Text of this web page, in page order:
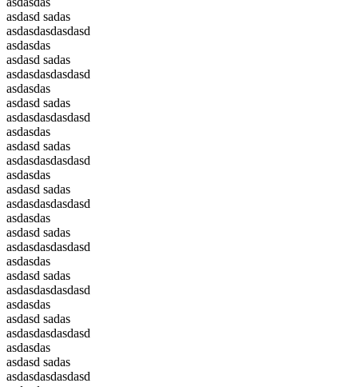
asdasd sadas
asdasdasdasdasd
asdasdas
asdasd sadas
asdasdasdasdasd
asdasdas
asdasd sadas
asdasdasdasdasd
asdasdas
asdasd sadas
asdasdasdasdasd
asdasdas
asdasd sadas
asdasdasdasdasd
asdasdas
asdasd sadas
asdasdasdasdasd
asdasdas
asdasd sadas
asdasdasdasdasd
asdasdas
asdasd sadas
asdasdasdasdasd
asdasdas
asdasd sadas
asdasdasdasdasd